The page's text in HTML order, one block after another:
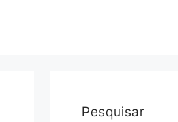
Pesquisar